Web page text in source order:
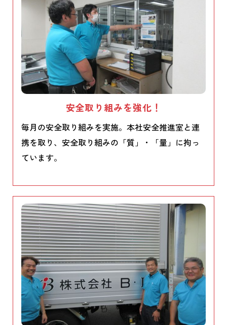
安全取り組みを強化！
毎月の安全取り組みを実施。本社安全推進室と連
携を取り、安全取り組みの「質」・「量」に拘っ
ています。